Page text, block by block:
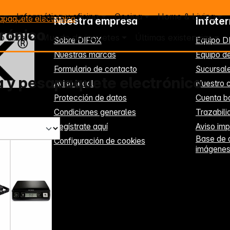
Informática y oficina Cocina Home & Living
libre Mundo de juguetes Últimas existencias
electrónico
y pesapaquete electrónico
Nuestra empresa
Sobre DIFOX
Nuestras marcas
Formulario de contacto
Aviso legal
Protección de datos
Condiciones generales
Regístrate aquí
Configuración de cookies
Equipo
Equipo
Nuestro
Cuenta
Aviso
Base de
imágenes